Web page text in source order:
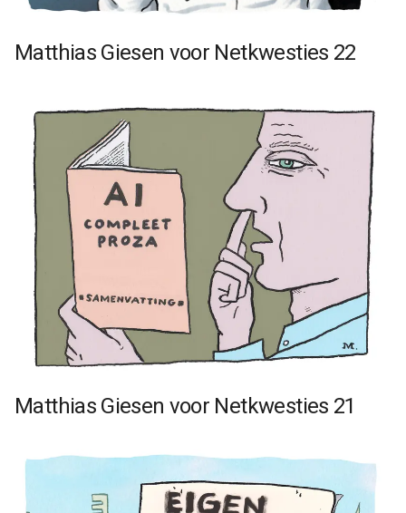
Matthias Giesen voor Netkwesties 22
Matthias Giesen voor Netkwesties 21